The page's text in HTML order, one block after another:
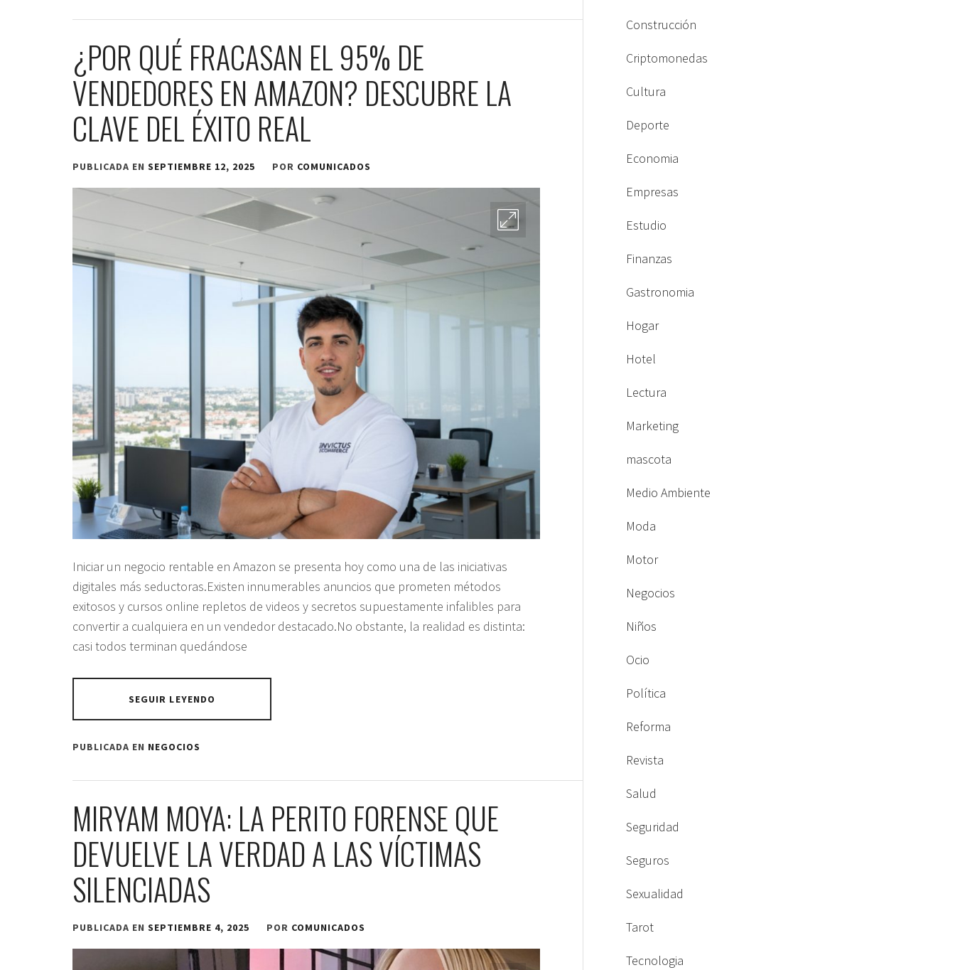
¿POR QUÉ FRACASAN EL 95% DE
VENDEDORES EN AMAZON? DESCUBRE LA
CLAVE DEL ÉXITO REAL
PUBLICADA EN SEPTIEMBRE 12, 2025 POR COMUNICADOS
Iniciar un negocio rentable en Amazon se presenta hoy como una de las iniciativas
digitales más seductoras.Existen innumerables anuncios que prometen métodos
exitosos y cursos online repletos de videos y secretos supuestamente infalibles para
convertir a cualquiera en un vendedor destacado.No obstante, la realidad es distinta:
casi todos terminan quedándose
SEGUIR LEYENDO
PUBLICADA EN NEGOCIOS
MIRYAM MOYA: LA PERITO FORENSE QUE
DEVUELVE LA VERDAD A LAS VÍCTIMAS
SILENCIADAS
PUBLICADA EN SEPTIEMBRE 4, 2025 POR COMUNICADOS
Construcción
Criptomonedas
Cultura
Deporte
Economia
Empresas
Estudio
Finanzas
Gastronomia
Hogar
Hotel
Lectura
Marketing
mascota
Medio Ambiente
Moda
Motor
Negocios
Niños
Ocio
Política
Reforma
Revista
Salud
Seguridad
Seguros
Sexualidad
Tarot
Tecnologia